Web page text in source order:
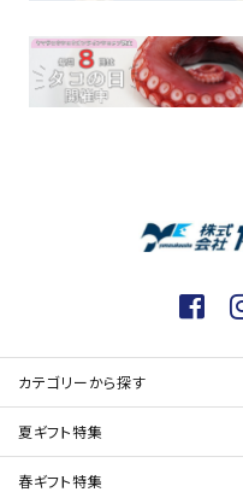
カテゴリーから探す
夏ギフト特集
春ギフト特集